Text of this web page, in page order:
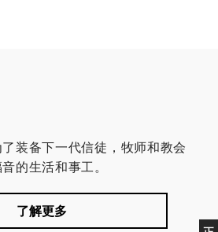
装备下一代信徒，牧师和教会
的生活和事工。
了解更多